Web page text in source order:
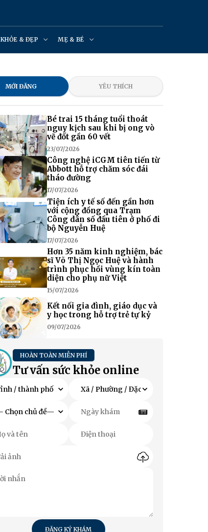
KHỎE & ĐẸP MẸ & BÉ
MỚI ĐĂNG YÊU THÍCH
Bé trai 15 tháng tuổi thoát
nguy kịch sau khi bị ong vò
vẽ đốt gần 60 vết
23/07/2026
Công nghệ iCGM tiên tiến từ
Abbott hỗ trợ chăm sóc đái
tháo đường
17/07/2026
Tiện ích y tế số đến gần hơn
với cộng đồng qua Trạm
Công dân số đầu tiên ở phố đi
bộ Nguyễn Huệ
17/07/2026
Hơn 35 năm kinh nghiệm, bác
sĩ Võ Thị Ngọc Huệ và hành
trình phục hồi vùng kín toàn
diện cho phụ nữ Việt
15/07/2026
Kết nối gia đình, giáo dục và
y học trong hỗ trợ trẻ tự kỷ
09/07/2026
HOÀN TOÀN MIỄN PHÍ
Tư vấn sức khỏe online
ĐĂNG KÝ KHÁM